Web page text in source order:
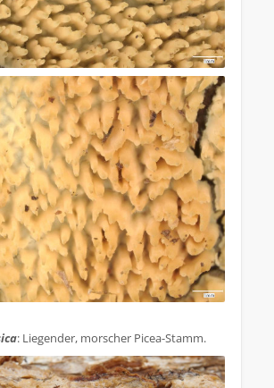
: Liegender, morscher Picea-Stamm.